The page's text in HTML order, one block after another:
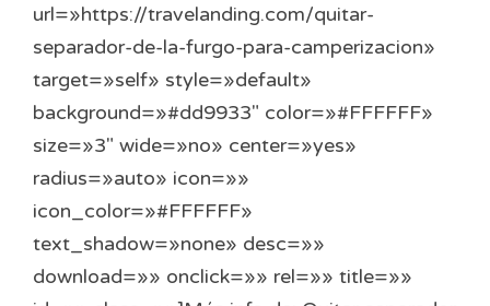
url=»https://travelanding.com/quitar-
separador-de-la-furgo-para-camperizacion»
target=»self» style=»default»
background=»#dd9933″ color=»#FFFFFF»
size=»3″ wide=»no» center=»yes»
radius=»auto» icon=»»
icon_color=»#FFFFFF»
text_shadow=»none» desc=»»
download=»» onclick=»» rel=»» title=»»